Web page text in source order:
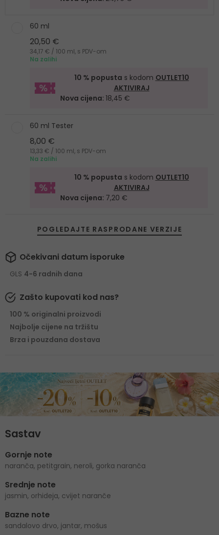
60 ml
20,50 €
34,17 € / 100 ml, s PDV-om
Na zalihi
10 % popusta s kodom OUTLET10
AKTIVIRAJ
Nova cijena: 18,45 €
60 ml Tester
8,00 €
13,33 € / 100 ml, s PDV-om
Na zalihi
10 % popusta s kodom OUTLET10
AKTIVIRAJ
Nova cijena: 7,20 €
POGLEDAJTE RASPRODANE VERZIJE
Očekivani datum isporuke
GLS 4-6 radnih dana
Zašto kupovati kod nas?
100 % originalni proizvodi
Najbolje cijene na tržištu
Brza i pouzdana dostava
Sastav
Gornje note
naranča, petitgrain, neroli, gorka naranča
Srednje note
jasmin, orhideja, cvijet naranče
Bazne note
sandalovo drvo, jantar, mošus